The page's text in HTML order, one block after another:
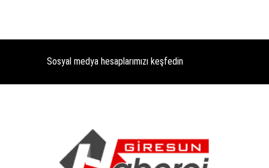
Sosyal medya hesaplarımızı keşfedin